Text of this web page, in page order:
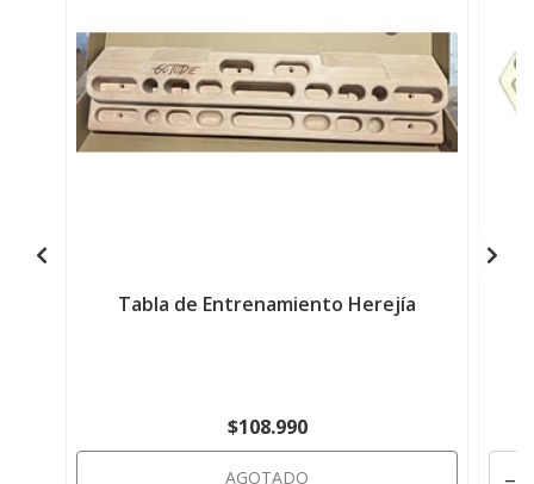
Tabla de Entrenamiento Herejía
$108.990
AGOTADO